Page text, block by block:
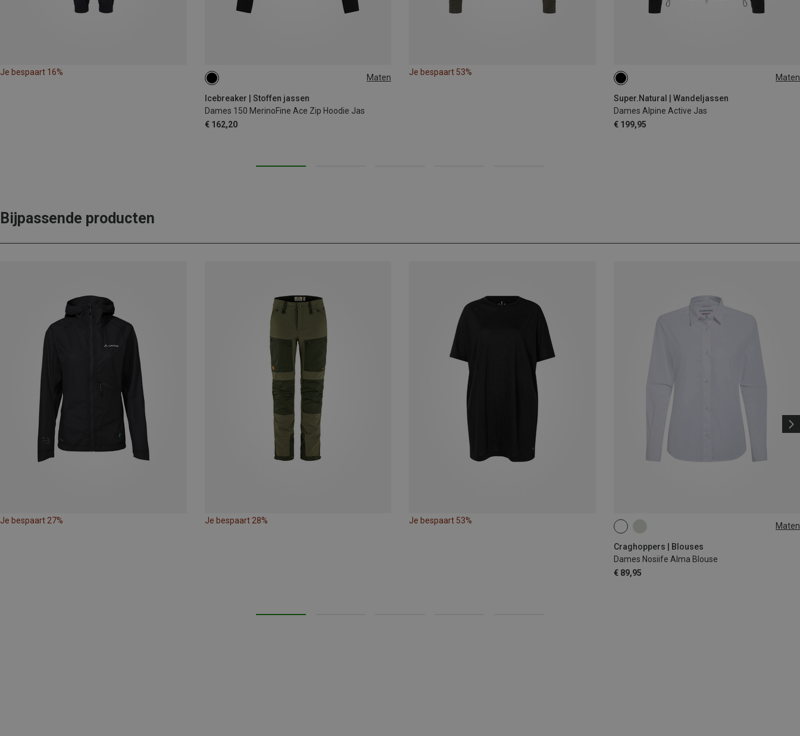
Je bespaart 16%
Maten
Icebreaker | Stoffen jassen
Dames 150 MerinoFine Ace Zip Hoodie Jas
€ 162,20
XS
Je bespaart 53%
Maten
Super.Natural | Wandeljassen
Dames Alpine Active Jas
€ 199,95
XS
Bijpassende producten
Je bespaart 27% Je bespaart 28% Je bespaart 53%
Maten
Craghoppers | Blouses
Dames Nosiife Alma Blouse
€ 89,95
S M